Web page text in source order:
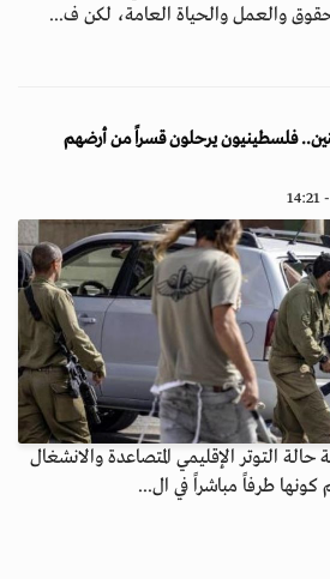
والعمل والحياة العامة، لكن ف...
فلسطينيون يرحلون قسراً من أرضهم
التوتر الإقليمي المتصاعدة والانشغال
كونها طرفاً مباشراً في ال...